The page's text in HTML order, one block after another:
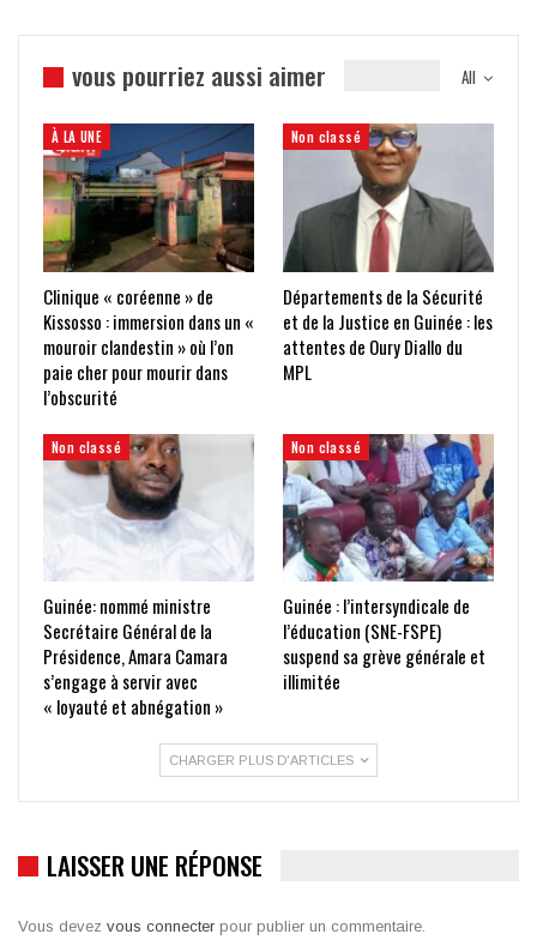
All
vous pourriez aussi aimer
À LA UNE
Clinique « coréenne » de
Kissosso : immersion dans un «
mouroir clandestin » où l’on
paie cher pour mourir dans
l’obscurité
Non classé
Départements de la Sécurité
et de la Justice en Guinée : les
attentes de Oury Diallo du
MPL
Non classé
Guinée: nommé ministre
Secrétaire Général de la
Présidence, Amara Camara
s’engage à servir avec
« loyauté et abnégation »
Non classé
Guinée : l’intersyndicale de
l’éducation (SNE-FSPE)
suspend sa grève générale et
illimitée
CHARGER PLUS D'ARTICLES
LAISSER UNE RÉPONSE
Vous devez vous connecter pour publier un commentaire.